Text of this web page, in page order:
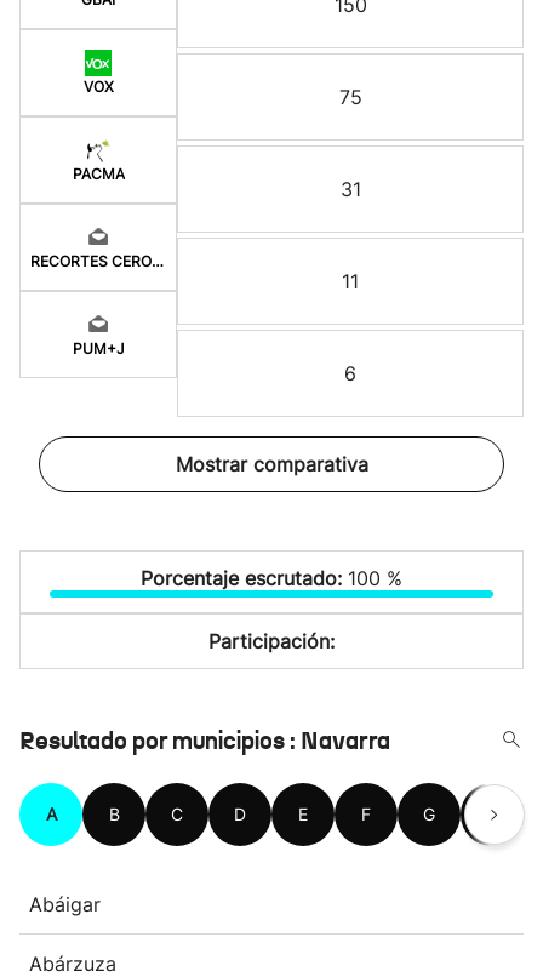
VOX
PACMA
RECORTES CERO-GV
PUM+J
150
75
31
11
6
Mostrar comparativa
Porcentaje escrutado: 100 %
Participación:
Resultado por municipios : Navarra
A B C D E F G H
Abáigar
Abárzuza